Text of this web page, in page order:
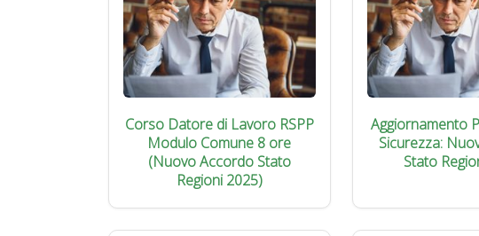
Corso Datore di Lavoro RSPP
Modulo Comune 8 ore
(Nuovo Accordo Stato
Regioni 2025)
Aggiornamento
Sicurezza:
Stato